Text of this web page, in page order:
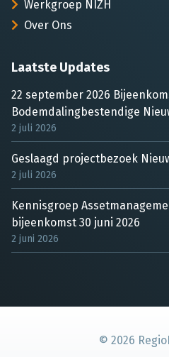
Werkgroep NIZH
Over Ons
Laatste Updates
22 september 2026
Bodemdalingbestendige
2 juli 2026
Geslaagd projectbezoek
2 juli 2026
Kennisgroep
bijeenkomst 30 juni 2026
2 juni 2026
© 2026